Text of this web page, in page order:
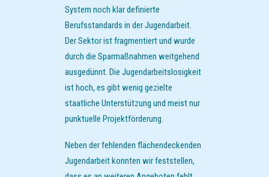
System noch klar definierte
Berufsstandards in der Jugendarbeit.
Der Sektor ist fragmentiert und wurde
durch die Sparmaßnahmen weitgehend
ausgedünnt. Die Jugendarbeitslosigkeit
ist hoch, es gibt wenig gezielte
staatliche Unterstützung und meist nur
punktuelle Projektförderung.
Neben der fehlenden flächendeckenden
Jugendarbeit konnten wir feststellen,